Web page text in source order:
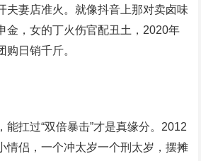
夫妻店准火。就像抖音上那对卖卤味
金，女的丁火伤官配丑土，2020年
购日销千斤。
能扛过“双倍暴击”才是真缘分。2012
情侣，一个冲太岁一个刑太岁，摆摊